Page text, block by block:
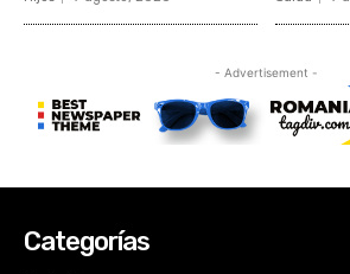
Categorías